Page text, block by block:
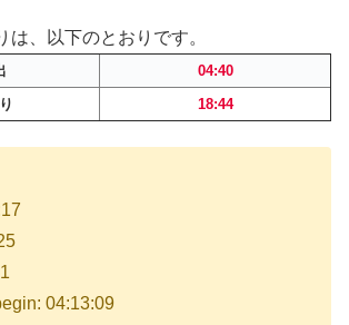
は、以下のとおりです。
04:40
18:44
04:13:09